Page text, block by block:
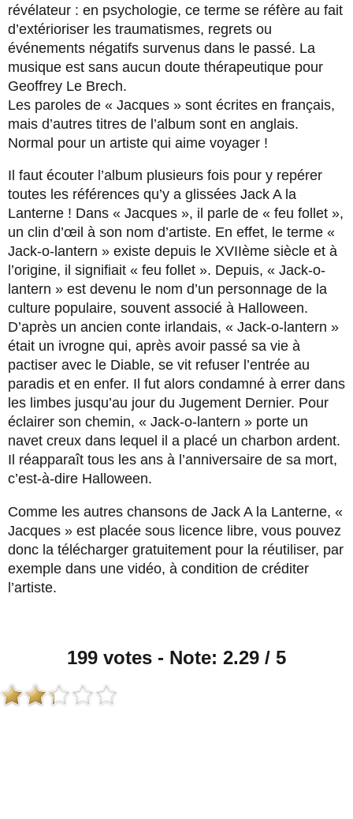
révélateur : en psychologie, ce terme se réfère au fait
d’extérioriser les traumatismes, regrets ou
événements négatifs survenus dans le passé. La
musique est sans aucun doute thérapeutique pour
Geoffrey Le Brech.
Les paroles de « Jacques » sont écrites en français,
mais d’autres titres de l’album sont en anglais.
Normal pour un artiste qui aime voyager !
Il faut écouter l’album plusieurs fois pour y repérer
toutes les références qu’y a glissées Jack A la
Lanterne ! Dans « Jacques », il parle de « feu follet »,
un clin d’œil à son nom d’artiste. En effet, le terme «
Jack-o-lantern » existe depuis le XVIIème siècle et à
l’origine, il signifiait « feu follet ». Depuis, « Jack-o-
lantern » est devenu le nom d’un personnage de la
culture populaire, souvent associé à Halloween.
D’après un ancien conte irlandais, « Jack-o-lantern »
était un ivrogne qui, après avoir passé sa vie à
pactiser avec le Diable, se vit refuser l’entrée au
paradis et en enfer. Il fut alors condamné à errer dans
les limbes jusqu’au jour du Jugement Dernier. Pour
éclairer son chemin, « Jack-o-lantern » porte un
navet creux dans lequel il a placé un charbon ardent.
Il réapparaît tous les ans à l’anniversaire de sa mort,
c’est-à-dire Halloween.
Comme les autres chansons de Jack A la Lanterne, «
Jacques » est placée sous licence libre, vous pouvez
donc la télécharger gratuitement pour la réutiliser, par
exemple dans une vidéo, à condition de créditer
l’artiste.
199 votes - Note: 2.29 / 5